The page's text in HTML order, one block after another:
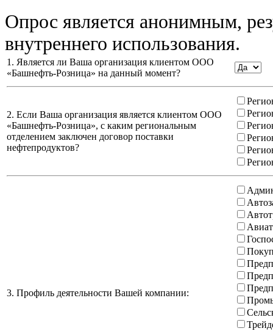
Опрос является анонимным,
внутреннего использования.
1. Является ли Ваша организация клиентом ООО
«Башнефть-Розница» на данный момент?
2. Если Ваша организация является клиентом ООО
«Башнефть-Розница», с каким региональным
отделением заключен договор поставки
нефтепродуктов?
3. Профиль деятельности Вашей компании: